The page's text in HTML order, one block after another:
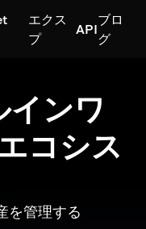
エクス
プ
API
ブロ
グ
インワ
コシス
を管理する